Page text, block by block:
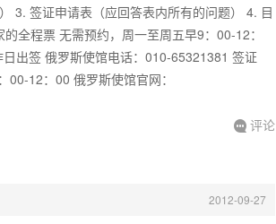
3. 签证申请表（应回答表内所有的问题） 4. 目
全程票 无需预约，周一至周五早9：00-12：
出签 俄罗斯使馆电话：010-65321381 签证
12：00 俄罗斯使馆官网：
 评论
2012-09-27